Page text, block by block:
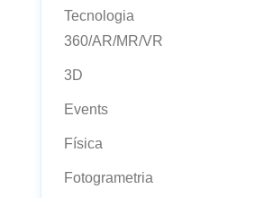
Tecnologia
360/AR/MR/VR
3D
Events
Física
Fotogrametria